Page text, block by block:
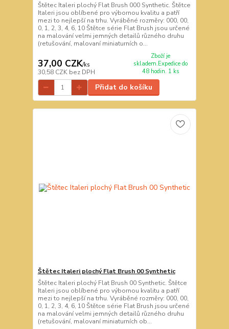
Štětec Italeri plochý Flat Brush 000 Synthetic. Štětce
Italeri jsou oblíbené pro výbornou kvalitu a patří
mezi to nejlepší na trhu. Vyráběné rozměry: 000, 00,
0, 1, 2, 3, 4, 6, 10 Štětce série Flat Brush jsou určené
na malování velmi jemných detailů různého druhu
(retušování, malovaní miniaturních o...
37,00 CZK/ks
30,58 CZK bez DPH
Zboží je
skladem.Expedice do
48 hodin. 1 ks
Přidat do košíku
Štětec Italeri plochý Flat Brush 00 Synthetic
Štětec Italeri plochý Flat Brush 00 Synthetic. Štětce
Italeri jsou oblíbené pro výbornou kvalitu a patří
mezi to nejlepší na trhu. Vyráběné rozměry: 000, 00,
0, 1, 2, 3, 4, 6, 10 Štětce série Flat Brush jsou určené
na malování velmi jemných detailů různého druhu
(retušování, malovaní miniaturních ob...